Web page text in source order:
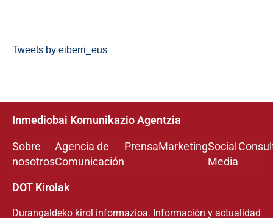
Tweets by eiberri_eus
Inmediobai Komunikazio Agentzia
Sobre
nosotros
Agencia de
Comunicación
PrensaMarketingSocial
Media
DOT Kirolak
Durangaldeko kirol informazioa. Información y actualidad